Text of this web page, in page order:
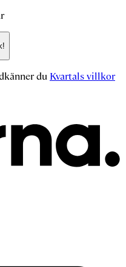
du Kvartals villkor